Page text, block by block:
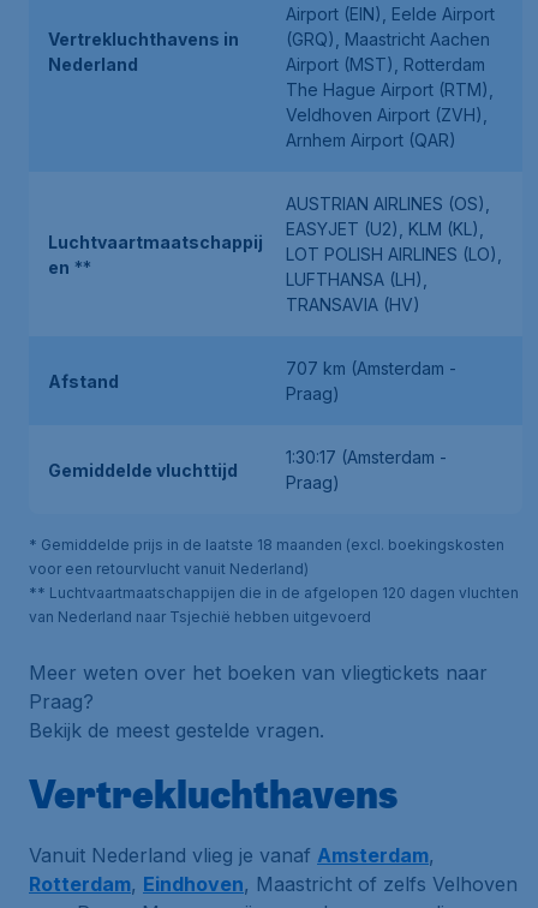
Vertrekluchthavens in
Nederland
Airport (EIN), Eelde Airport
(GRQ), Maastricht Aachen
Airport (MST), Rotterdam
The Hague Airport (RTM),
Veldhoven Airport (ZVH),
Arnhem Airport (QAR)
Luchtvaartmaatschappij
en **
AUSTRIAN AIRLINES (OS),
EASYJET (U2), KLM (KL),
LOT POLISH AIRLINES (LO),
LUFTHANSA (LH),
TRANSAVIA (HV)
Afstand
707 km (Amsterdam -
Praag)
Gemiddelde vluchttijd
1:30:17 (Amsterdam -
Praag)
* Gemiddelde prijs in de laatste 18 maanden (excl. boekingskosten
voor een retourvlucht vanuit Nederland)
** Luchtvaartmaatschappijen die in de afgelopen 120 dagen vluchten
van Nederland naar Tsjechië hebben uitgevoerd
Meer weten over het boeken van vliegtickets naar
Praag?
Bekijk de meest gestelde vragen.
Vertrekluchthavens
Vanuit Nederland vlieg je vanaf Amsterdam,
Rotterdam, Eindhoven, Maastricht of zelfs Velhoven